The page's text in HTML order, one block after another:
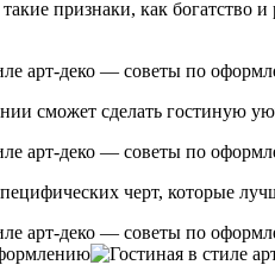
признаки, как богатство
сможет сделать гостиную
черт, которые